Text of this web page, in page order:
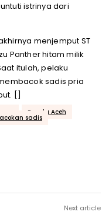
istrinya dari
menjemput ST
Panther hitam milik
itulah, pelaku
sadis pria
[]
Banda Aceh
sadis
Next article